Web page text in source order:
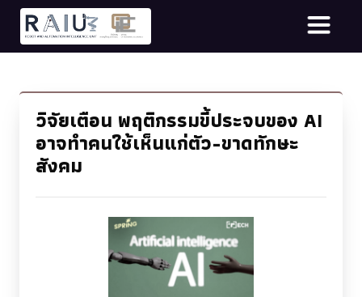
วิจัยเตือน พฤติกรรมขี้ประจบของ AI
อาจทำคนใช้เห็นแก่ตัว-ขาดทักษะ
สังคม